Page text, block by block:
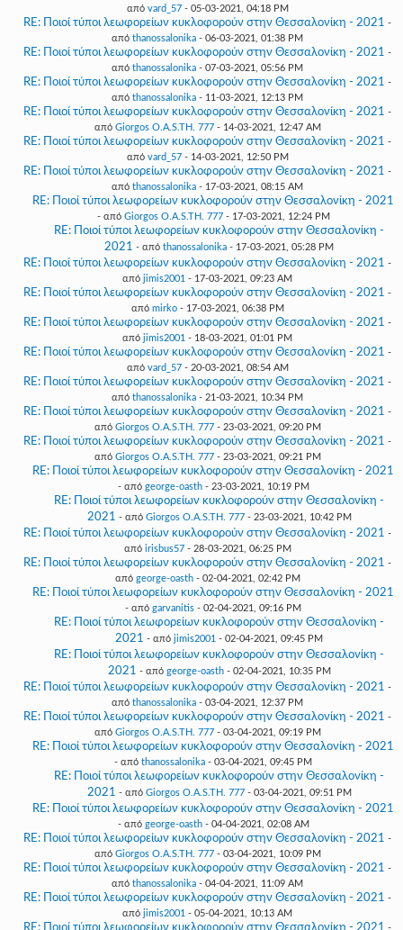
από vard_57- 05-03-2021, 04:18 PM
RE: Ποιοί τύποι λεωφορείων κυκλοφορούν στην Θεσσαλονίκη - 2021 -
από thanossalonika - 06-03-2021, 01:38 PM
RE: Ποιοί τύποι λεωφορείων κυκλοφορούν στην Θεσσαλονίκη - 2021 -
από thanossalonika - 07-03-2021, 05:56 PM
RE: Ποιοί τύποι λεωφορείων κυκλοφορούν στην Θεσσαλονίκη - 2021 -
από thanossalonika - 11-03-2021, 12:13 PM
RE: Ποιοί τύποι λεωφορείων κυκλοφορούν στην Θεσσαλονίκη - 2021 -
από Giorgos O.A.S.TH. 777- 14-03-2021, 12:47 AM
RE: Ποιοί τύποι λεωφορείων κυκλοφορούν στην Θεσσαλονίκη - 2021 -
από vard_57- 14-03-2021, 12:50 PM
RE: Ποιοί τύποι λεωφορείων κυκλοφορούν στην Θεσσαλονίκη - 2021 -
από thanossalonika - 17-03-2021, 08:15 AM
RE: Ποιοί τύποι λεωφορείων κυκλοφορούν στην Θεσσαλονίκη - 2021
- από Giorgos O.A.S.TH. 777- 17-03-2021, 12:24 PM
RE: Ποιοί τύποι λεωφορείων κυκλοφορούν στην Θεσσαλονίκη -
2021 - από thanossalonika - 17-03-2021, 05:28 PM
RE: Ποιοί τύποι λεωφορείων κυκλοφορούν στην Θεσσαλονίκη - 2021 -
από jimis2001 - 17-03-2021, 09:23 AM
RE: Ποιοί τύποι λεωφορείων κυκλοφορούν στην Θεσσαλονίκη - 2021 -
από mirko- 17-03-2021, 06:38 PM
RE: Ποιοί τύποι λεωφορείων κυκλοφορούν στην Θεσσαλονίκη - 2021 -
από jimis2001 - 18-03-2021, 01:01 PM
RE: Ποιοί τύποι λεωφορείων κυκλοφορούν στην Θεσσαλονίκη - 2021 -
από vard_57- 20-03-2021, 08:54 AM
RE: Ποιοί τύποι λεωφορείων κυκλοφορούν στην Θεσσαλονίκη - 2021 -
από thanossalonika - 21-03-2021, 10:34 PM
RE: Ποιοί τύποι λεωφορείων κυκλοφορούν στην Θεσσαλονίκη - 2021 -
από Giorgos O.A.S.TH. 777- 23-03-2021, 09:20 PM
RE: Ποιοί τύποι λεωφορείων κυκλοφορούν στην Θεσσαλονίκη - 2021 -
από Giorgos O.A.S.TH. 777- 23-03-2021, 09:21 PM
RE: Ποιοί τύποι λεωφορείων κυκλοφορούν στην Θεσσαλονίκη - 2021
- από george-oasth- 23-03-2021, 10:19 PM
RE: Ποιοί τύποι λεωφορείων κυκλοφορούν στην Θεσσαλονίκη -
2021 - από Giorgos O.A.S.TH. 777- 23-03-2021, 10:42 PM
RE: Ποιοί τύποι λεωφορείων κυκλοφορούν στην Θεσσαλονίκη - 2021 -
από irisbus57- 28-03-2021, 06:25 PM
RE: Ποιοί τύποι λεωφορείων κυκλοφορούν στην Θεσσαλονίκη - 2021 -
από george-oasth- 02-04-2021, 02:42 PM
RE: Ποιοί τύποι λεωφορείων κυκλοφορούν στην Θεσσαλονίκη - 2021
- από garvanitis - 02-04-2021, 09:16 PM
RE: Ποιοί τύποι λεωφορείων κυκλοφορούν στην Θεσσαλονίκη -
2021 - από jimis2001 - 02-04-2021, 09:45 PM
RE: Ποιοί τύποι λεωφορείων κυκλοφορούν στην Θεσσαλονίκη -
2021 - από george-oasth- 02-04-2021, 10:35 PM
RE: Ποιοί τύποι λεωφορείων κυκλοφορούν στην Θεσσαλονίκη - 2021 -
από thanossalonika - 03-04-2021, 12:37 PM
RE: Ποιοί τύποι λεωφορείων κυκλοφορούν στην Θεσσαλονίκη - 2021 -
από Giorgos O.A.S.TH. 777- 03-04-2021, 09:19 PM
RE: Ποιοί τύποι λεωφορείων κυκλοφορούν στην Θεσσαλονίκη - 2021
- από thanossalonika - 03-04-2021, 09:45 PM
RE: Ποιοί τύποι λεωφορείων κυκλοφορούν στην Θεσσαλονίκη -
2021 - από Giorgos O.A.S.TH. 777- 03-04-2021, 09:51 PM
RE: Ποιοί τύποι λεωφορείων κυκλοφορούν στην Θεσσαλονίκη - 2021
- από george-oasth- 04-04-2021, 02:08 AM
RE: Ποιοί τύποι λεωφορείων κυκλοφορούν στην Θεσσαλονίκη - 2021 -
από Giorgos O.A.S.TH. 777- 03-04-2021, 10:09 PM
RE: Ποιοί τύποι λεωφορείων κυκλοφορούν στην Θεσσαλονίκη - 2021 -
από thanossalonika - 04-04-2021, 11:09 AM
RE: Ποιοί τύποι λεωφορείων κυκλοφορούν στην Θεσσαλονίκη - 2021 -
από jimis2001 - 05-04-2021, 10:13 AM
-